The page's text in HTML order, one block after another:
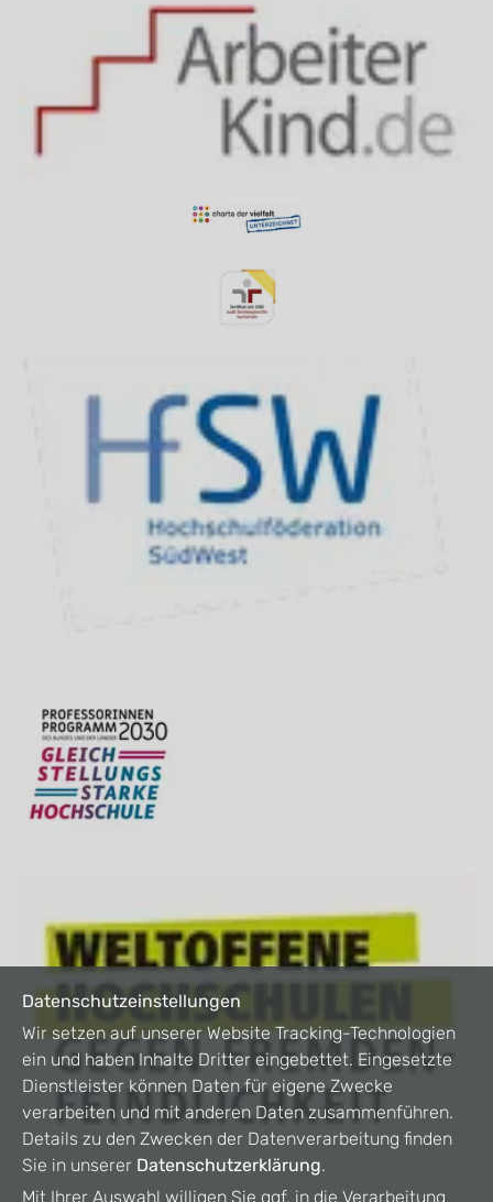
Datenschutzeinstellungen
Wir setzen auf unserer Website Tracking-Technologien
ein und haben Inhalte Dritter eingebettet. Eingesetzte
Dienstleister können Daten für eigene Zwecke
verarbeiten und mit anderen Daten zusammenführen.
Details zu den Zwecken der Datenverarbeitung finden
Sie in unserer Datenschutzerklärung.
Mit Ihrer Auswahl willigen Sie ggf. in die Verarbeitung